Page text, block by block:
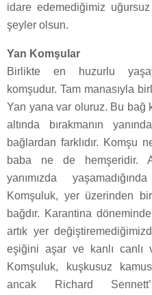
idare edemediğimiz
şeyler olsun.
Yan Komşular
Birlikte en huzurlu
komşudur. Tam manasıyla
Yan yana var oluruz. Bu bağ
altında bırakmanın
bağlardan farklıdır. Komşu
baba ne de hemşeridir.
yanımızda
Komşuluk, yer üzerinden
bağdır. Karantina
artık yer
eşiğini aşar ve kanlı
Komşuluk, kuşkusuz
ancak Richard